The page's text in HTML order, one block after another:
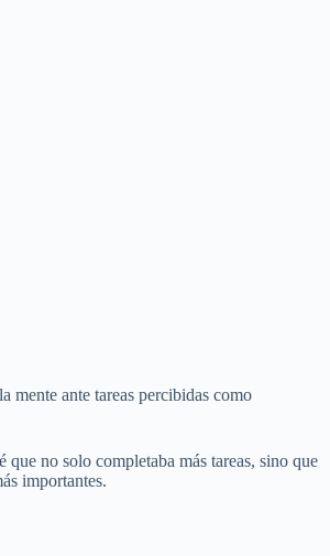
mente ante tareas percibidas como
no solo completaba más tareas, sino que
importantes.